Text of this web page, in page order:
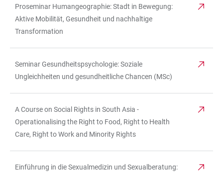
Proseminar Humangeographie: Stadt in Bewegung:
Aktive Mobilität, Gesundheit und nachhaltige
Transformation
Seminar Gesundheitspsychologie: Soziale
Ungleichheiten und gesundheitliche Chancen (MSc)
A Course on Social Rights in South Asia -
Operationalising the Right to Food, Right to Health
Care, Right to Work and Minority Rights
Einführung in die Sexualmedizin und Sexualberatung: